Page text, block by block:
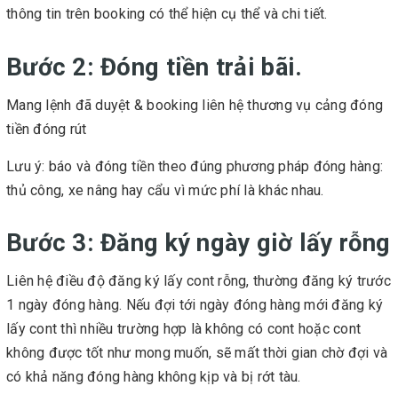
thông tin trên booking có thể hiện cụ thể và chi tiết.
Bước 2: Đóng tiền trải bãi.
Mang lệnh đã duyệt & booking liên hệ thương vụ cảng đóng
tiền đóng rút
Lưu ý: báo và đóng tiền theo đúng phương pháp đóng hàng:
thủ công, xe nâng hay cẩu vì mức phí là khác nhau.
Bước 3: Đăng ký ngày giờ lấy rỗng
Liên hệ điều độ đăng ký lấy cont rỗng, thường đăng ký trước
1 ngày đóng hàng. Nếu đợi tới ngày đóng hàng mới đăng ký
lấy cont thì nhiều trường hợp là không có cont hoặc cont
không được tốt như mong muốn, sẽ mất thời gian chờ đợi và
có khả năng đóng hàng không kịp và bị rớt tàu.